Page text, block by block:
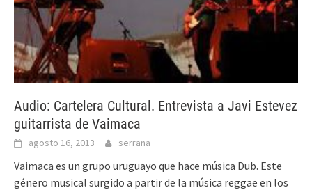
Audio: Cartelera Cultural. Entrevista a Javi Estevez
guitarrista de Vaimaca
agosto 16, 2013 serrana
Vaimaca es un grupo uruguayo que hace música Dub. Este
género musical surgido a partir de la música reggae en los